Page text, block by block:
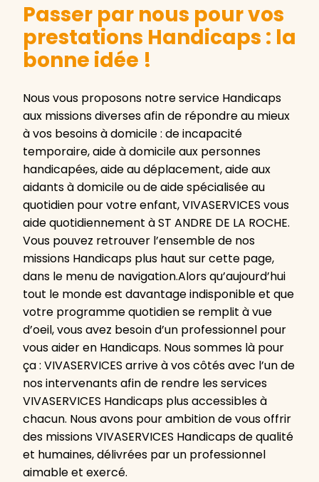
Passer par nous pour vos
prestations Handicaps : la
bonne idée !
Nous vous proposons notre service Handicaps
aux missions diverses afin de répondre au mieux
à vos besoins à domicile : de incapacité
temporaire, aide à domicile aux personnes
handicapées, aide au déplacement, aide aux
aidants à domicile ou de aide spécialisée au
quotidien pour votre enfant, VIVASERVICES vous
aide quotidiennement à ST ANDRE DE LA ROCHE.
Vous pouvez retrouver l’ensemble de nos
missions Handicaps plus haut sur cette page,
dans le menu de navigation.Alors qu’aujourd’hui
tout le monde est davantage indisponible et que
votre programme quotidien se remplit à vue
d’oeil, vous avez besoin d’un professionnel pour
vous aider en Handicaps. Nous sommes là pour
ça : VIVASERVICES arrive à vos côtés avec l’un de
nos intervenants afin de rendre les services
VIVASERVICES Handicaps plus accessibles à
chacun. Nous avons pour ambition de vous offrir
des missions VIVASERVICES Handicaps de qualité
et humaines, délivrées par un professionnel
aimable et exercé.